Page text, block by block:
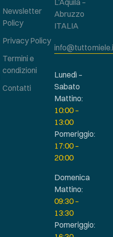
Newsletter
Policy
Privacy Policy
Termini e
condizioni
Contatti
L’Aquila –
Abruzzo
ITALIA
Lunedì –
Sabato
Mattino:
10:00 –
13:00
Pomeriggio:
17:00 –
20:00
Domenica
Mattino:
09:30 –
13:30
Pomeriggio: